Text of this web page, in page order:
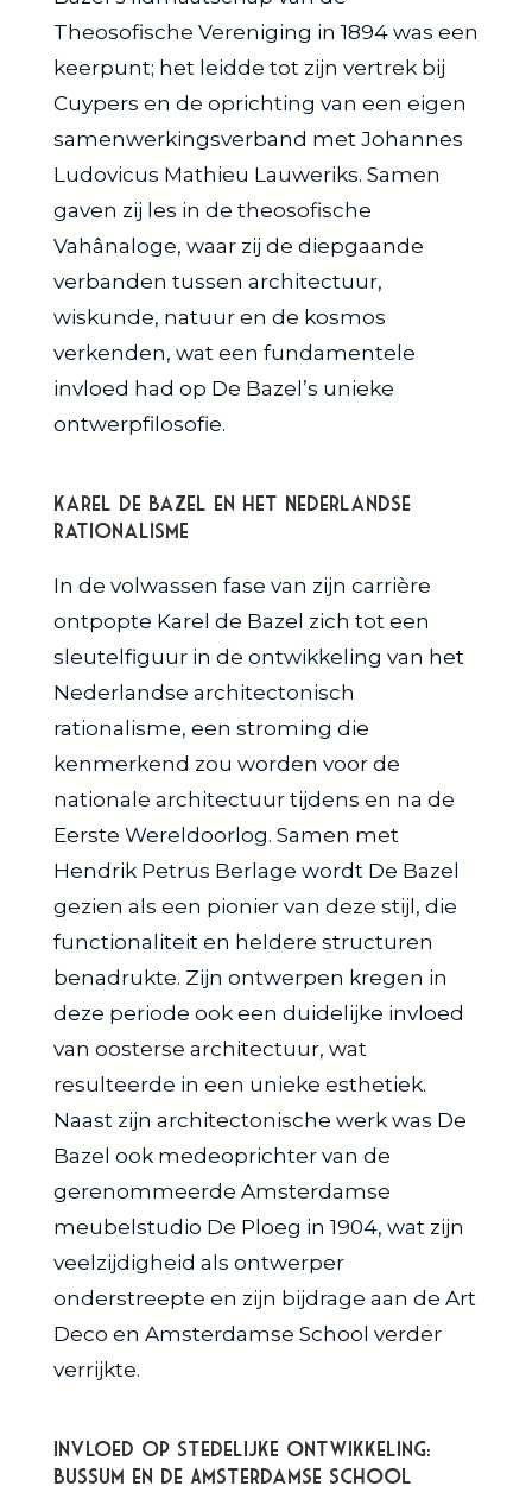
Theosofische Vereniging in 1894 was een
keerpunt; het leidde tot zijn vertrek bij
Cuypers en de oprichting van een eigen
samenwerkingsverband met Johannes
Ludovicus Mathieu Lauweriks. Samen
gaven zij les in de theosofische
Vahânaloge, waar zij de diepgaande
verbanden tussen architectuur,
wiskunde, natuur en de kosmos
verkenden, wat een fundamentele
invloed had op De Bazel’s unieke
ontwerpfilosofie.
Karel de Bazel en het Nederlandse
Rationalisme
In de volwassen fase van zijn carrière
ontpopte Karel de Bazel zich tot een
sleutelfiguur in de ontwikkeling van het
Nederlandse architectonisch
rationalisme, een stroming die
kenmerkend zou worden voor de
nationale architectuur tijdens en na de
Eerste Wereldoorlog. Samen met
Hendrik Petrus Berlage wordt De Bazel
gezien als een pionier van deze stijl, die
functionaliteit en heldere structuren
benadrukte. Zijn ontwerpen kregen in
deze periode ook een duidelijke invloed
van oosterse architectuur, wat
resulteerde in een unieke esthetiek.
Naast zijn architectonische werk was De
Bazel ook medeoprichter van de
gerenommeerde Amsterdamse
meubelstudio De Ploeg in 1904, wat zijn
veelzijdigheid als ontwerper
onderstreepte en zijn bijdrage aan de Art
Deco en Amsterdamse School verder
verrijkte.
Invloed op Stedelijke Ontwikkeling:
Bussum en de Amsterdamse School